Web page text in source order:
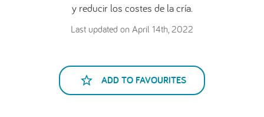
y reducir los costes de la cría.
Last updated on April 14th, 2022
ADD TO FAVOURITES